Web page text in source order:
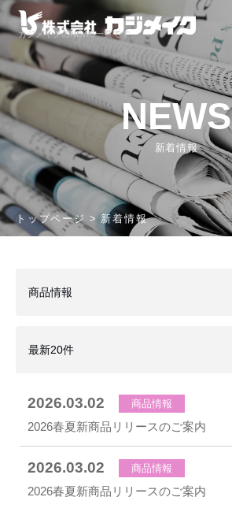
カジメイクのNEWS一覧です。
NEWS
新着情報
トップページ 新着情報
2026.03.02 商品情報
2026春夏新商品リリースのご案内
2026.03.02 商品情報
2026春夏新商品リリースのご案内